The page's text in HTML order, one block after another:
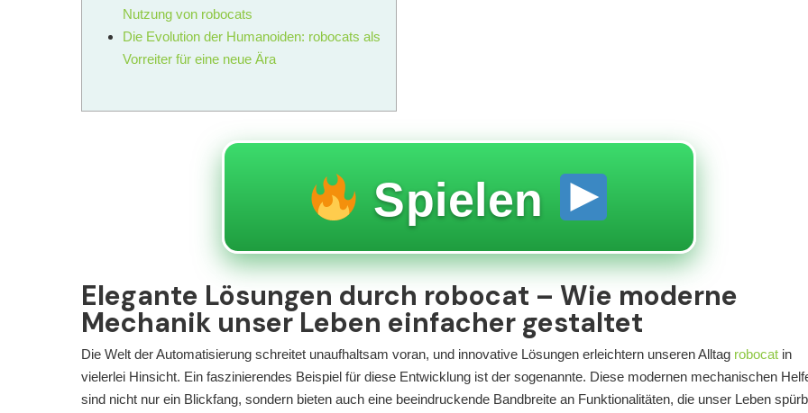
Nutzung von robocats
Die Evolution der Humanoiden: robocats als
Vorreiter für eine neue Ära
Spielen
Elegante Lösungen durch robocat – Wie moderne
Mechanik unser Leben einfacher gestaltet
Die Welt der Automatisierung schreitet unaufhaltsam voran, und innovative Lösungen erleichtern unseren Alltag robocat in
vielerlei Hinsicht. Ein faszinierendes Beispiel für diese Entwicklung ist der sogenannte. Diese modernen mechanischen
sind nicht nur ein Blickfang, sondern bieten auch eine beeindruckende Bandbreite an Funktionalitäten, die unser Leben